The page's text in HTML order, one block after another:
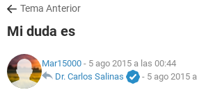
SALUD
NUTRICIÓN
Tema Anterior
Mi duda es
Mar15000 - 5 ago 2015 a las 00:44
Dr. Carlos Salinas
- 5 ago 2015